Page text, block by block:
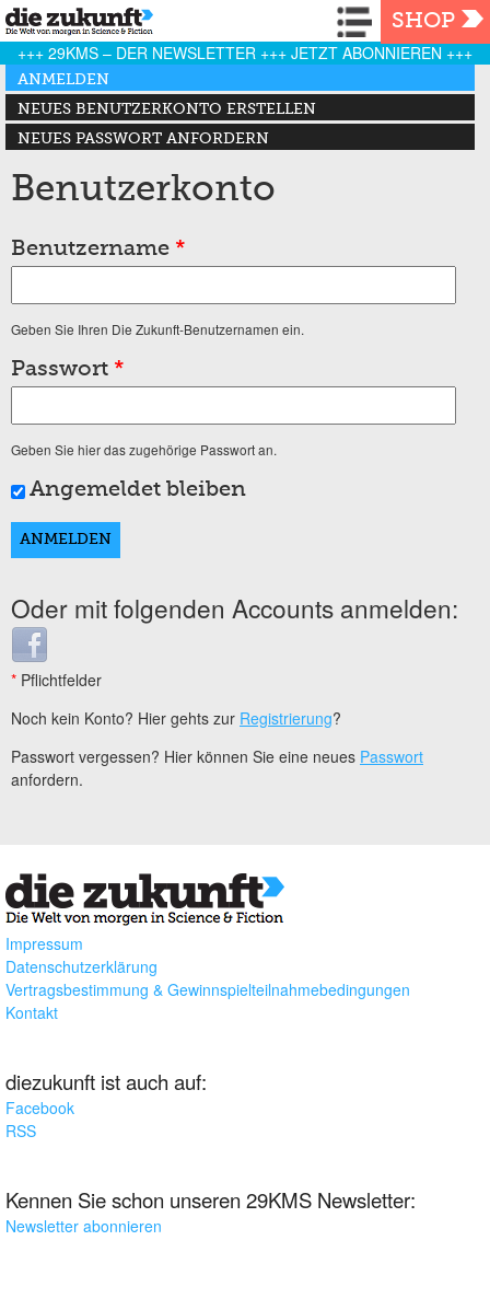
Navigation
SHOP
+++ 29KMS – DER NEWSLETTER +++ JETZT ABONNIEREN +++
Haupt-Reiter
ANMELDEN
(AKTIVER REITER)
NEUES BENUTZERKONTO ERSTELLEN
NEUES PASSWORT ANFORDERN
Benutzerkonto
Benutzername *
Geben Sie Ihren Die Zukunft-Benutzernamen ein.
Passwort *
Geben Sie hier das zugehörige Passwort an.
Angemeldet bleiben
Oder mit folgenden Accounts anmelden:
Login with Facebook
* Pflichtfelder
Noch kein Konto? Hier gehts zur Registrierung?
Passwort vergessen? Hier können Sie eine neues Passwort
anfordern.
Impressum
Datenschutzerklärung
Vertragsbestimmung & Gewinnspielteilnahmebedingungen
Kontakt
diezukunft ist auch auf:
Facebook
RSS
Kennen Sie schon unseren 29KMS Newsletter:
Newsletter abonnieren